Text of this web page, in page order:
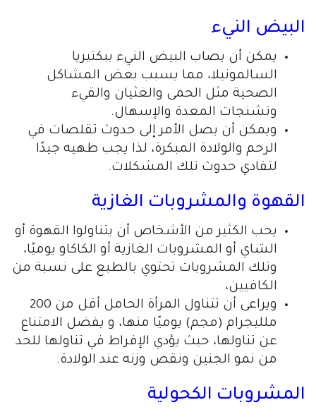
البيض النيء
يمكن أن يصاب البيض النيء ببكتيريا
السالمونيلا، مما يسبب بعض المشاكل
الصحية مثل الحمى والغثيان والقيء
وتشنجات المعدة والإسهال.
ويمكن أن يصل الأمر إلى حدوث تقلصات في
الرحم والولادة المبكرة، لذا يجب طهيه جيدًا
لتفادي حدوث تلك المشكلات.
القهوة والمشروبات الغازية
يحب الكثير من الأشخاص أن يتناولوا القهوة أو
الشاي أو المشروبات الغازية أو الكاكاو يوميًا،
وتلك المشروبات تحتوي بالطبع على نسبة من
الكافيين،
ويراعى أن تتناول المرأة الحامل أقل من 200
ملليجرام (مجم) يوميًا منها، و يفضل الامتناع
عن تناولها، حيث يؤدي الإفراط في تناولها للحد
من نمو الجنين ونقص وزنه عند الولادة.
المشروبات الكحولية